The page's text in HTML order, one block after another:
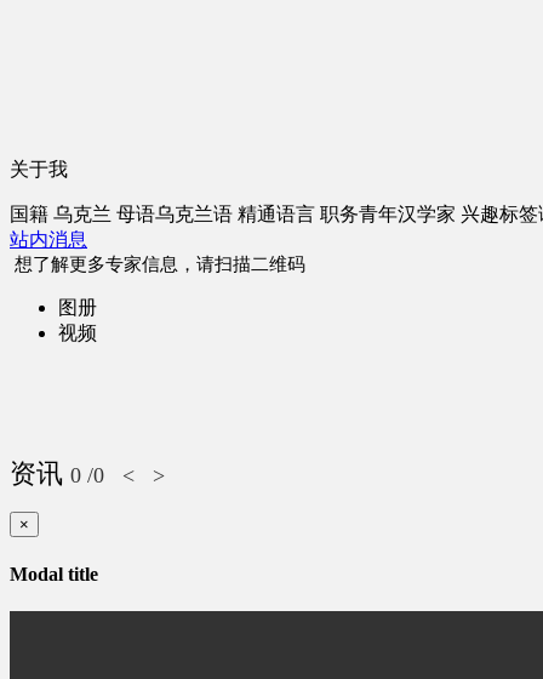
关于我
国籍 乌克兰 母语乌克兰语 精通语言 职务青年汉学家 兴趣标签
站内消息
想了解更多专家信息，请扫描二维码
图册
视频
资讯 0 /0 < >
×
Modal title